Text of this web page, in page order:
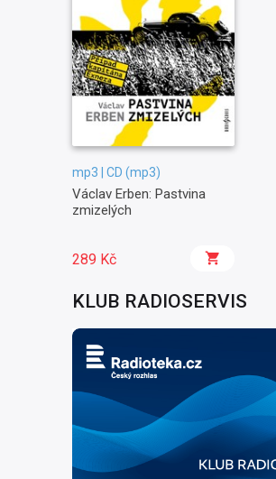
mp3 | CD (mp3)
Václav Erben: Pastvina
zmizelých
289 Kč
KLUB RADIOSERVIS